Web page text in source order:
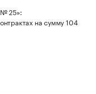
25»:
на сумму 104